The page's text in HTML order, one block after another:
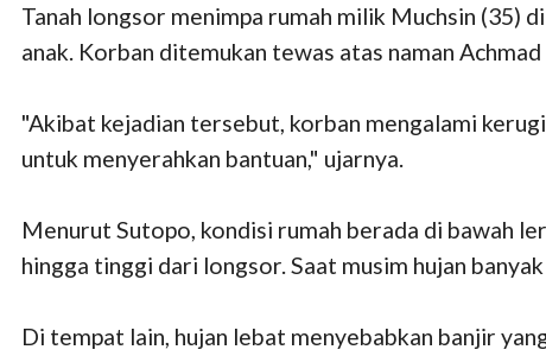
Tanah longsor menimpa rumah milik Muchsin (35)
anak. Korban ditemukan tewas atas naman
"Akibat kejadian tersebut, korban mengalami
untuk menyerahkan bantuan," ujarnya.
Menurut Sutopo, kondisi rumah berada di bawah
hingga tinggi dari longsor. Saat musim hujan
Di tempat lain, hujan lebat menyebabkan banjir